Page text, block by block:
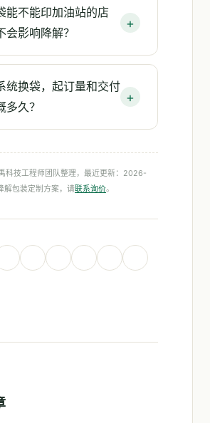
能不能印加油站的店
会影响降解？
统换袋，起订量和交付
多久？
科技工程师团队整理，最近更新：2026-
解包装定制方案，请联系询价。